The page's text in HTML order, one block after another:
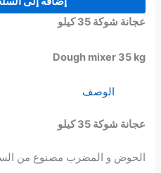
عجانة شوكة 35 كيلو
Dough mixer 35 kg
الوصف
عجانة شوكة 35 كيلو
الحوض و المضرب مصنوع من